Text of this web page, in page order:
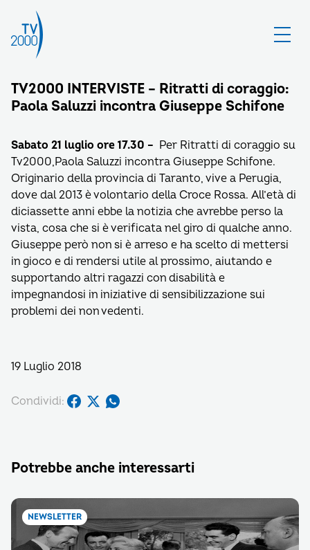
TV2000 INTERVISTE – Ritratti di coraggio:
Paola Saluzzi incontra Giuseppe Schifone
Sabato 21 luglio ore 17.30 – Per Ritratti di coraggio su
Tv2000,Paola Saluzzi incontra Giuseppe Schifone.
Originario della provincia di Taranto, vive a Perugia,
dove dal 2013 è volontario della Croce Rossa. All’età di
diciassette anni ebbe la notizia che avrebbe perso la
vista, cosa che si è verificata nel giro di qualche anno.
Giuseppe però non si è arreso e ha scelto di mettersi
in gioco e di rendersi utile al prossimo, aiutando e
supportando altri ragazzi con disabilità e
impegnandosi in iniziative di sensibilizzazione sui
problemi dei non vedenti.
19 Luglio 2018
Condividi:
Potrebbe anche interessarti
NEWSLETTER